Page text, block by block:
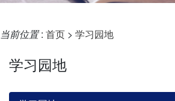
当前位置: 首页 > 学习园地
学习园地